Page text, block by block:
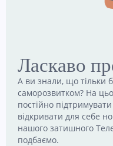
Ласкаво
А ви знали, що тільки
саморозвитком? На
постійно
відкривати для себе
нашого затишного
подбаємо.